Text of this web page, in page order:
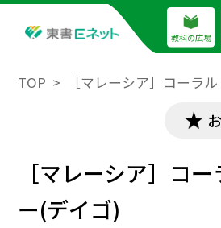
教科の広場
TOP ［マレーシア］コーラ
［マレーシア］コ
ー(デイゴ)